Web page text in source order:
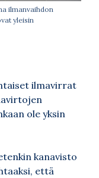
ilmanvaihdon
yleisin
ilmavirrat
ole yksin
kanavisto
että